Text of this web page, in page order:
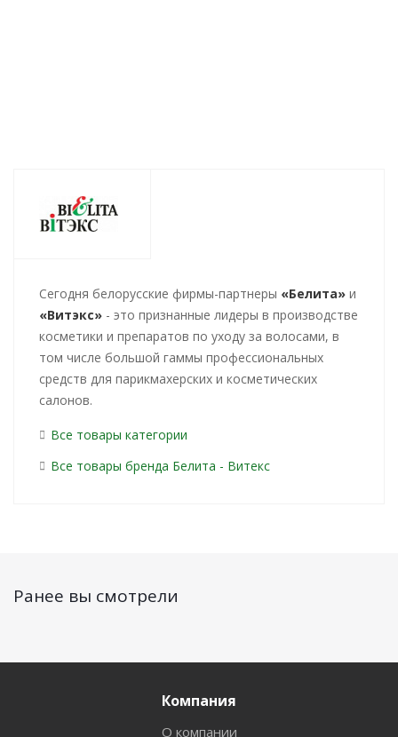
Cегодня белорусские фирмы-партнеры «Белита» и
«Витэкс» - это признанные лидеры в производстве
косметики и препаратов по уходу за волосами, в
том числе большой гаммы профессиональных
средств для парикмахерских и косметических
салонов.
Все товары категории
Все товары бренда Белита - Витекс
Ранее вы смотрели
Компания
О компании